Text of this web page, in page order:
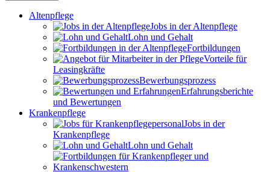
Altenpflege
Jobs in der Altenpflege
Lohn und Gehalt
Fortbildungen
Vorteile für
Leasingkräfte
Bewerbungsprozess
Erfahrungsberichte
und Bewertungen
Krankenpflege
Jobs in der
Krankenpflege
Lohn und Gehalt